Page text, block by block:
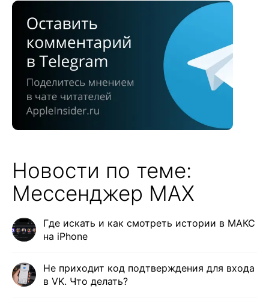
Новости по теме:
Мессенджер MAX
Где искать и как смотреть истории в МАКС
на iPhone
Не приходит код подтверждения для входа
в VK. Что делать?